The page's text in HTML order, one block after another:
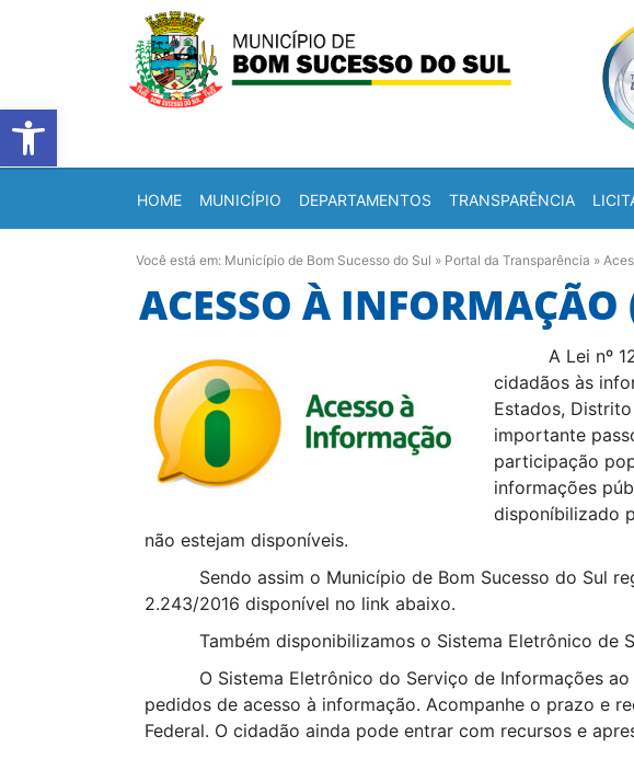
Barra de Ferramentas Aberta
HOME MUNICÍPIO DEPARTAMENTOS TRANSPARÊNCIA
Você está em: Município de Bom Sucesso do Sul » Portal da Transparência »
ACESSO À INFORMAÇÃO
A Lei nº
cidadãos às
Estados,
importante
participação
informações
disponíbilizado
não estejam disponíveis.
Sendo assim o Município de Bom Sucesso do Sul
2.243/2016 disponível no link abaixo.
Também disponibilizamos o Sistema Eletrônico de
O Sistema Eletrônico do Serviço de Informações
pedidos de acesso à informação. Acompanhe o prazo e
Federal. O cidadão ainda pode entrar com recursos e